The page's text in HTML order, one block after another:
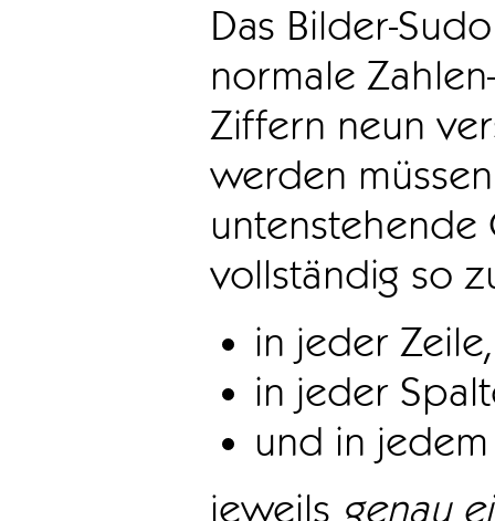
Das Bilder-
normale
Ziffern neun
werden
vollständig so
in jeder Zeile,
in jeder
und in
jeweils genau